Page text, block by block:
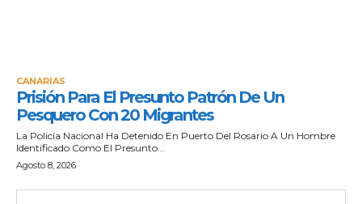
CANARIAS
Prisión Para El Presunto Patrón De Un
Pesquero Con 20 Migrantes
La Policía Nacional Ha Detenido En Puerto Del Rosario A Un Hombre
Identificado Como El Presunto...
Agosto 8, 2026